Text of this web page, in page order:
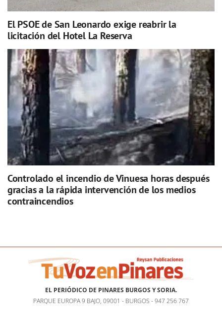
El PSOE de San Leonardo exige reabrir la
licitación del Hotel La Reserva
Controlado el incendio de Vinuesa horas después
gracias a la rápida intervención de los medios
contraincendios
EL PERIÓDICO DE PINARES BURGOS Y SORIA.
PARQUE EUROPA 9 BAJO, 09001 - BURGOS - 947 256 767